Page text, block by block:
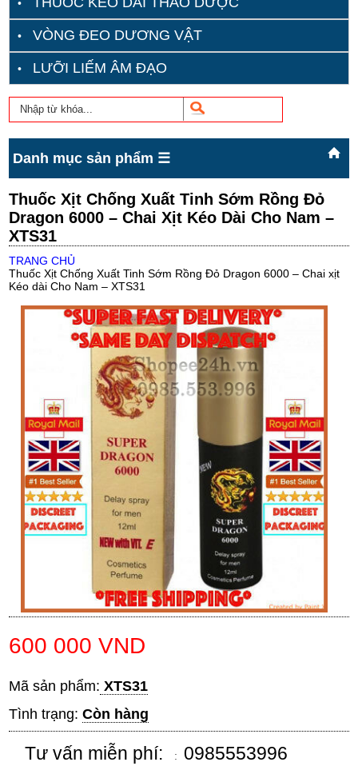
VÒNG ĐEO DƯƠNG VẬT
LƯỠI LIẾM ÂM ĐẠO
Danh mục sản phẩm ☰
Thuốc Xịt Chống Xuất Tinh Sớm Rồng Đỏ
Dragon 6000 – Chai Xịt Kéo Dài Cho Nam –
XTS31
TRANG CHỦ
Thuốc Xịt Chống Xuất Tinh Sớm Rồng Đỏ Dragon 6000 – Chai xịt
Kéo dài Cho Nam – XTS31
600 000 VND
Mã sản phẩm: XTS31
Tình trạng: Còn hàng
Tư vấn miễn phí: : 0985553996